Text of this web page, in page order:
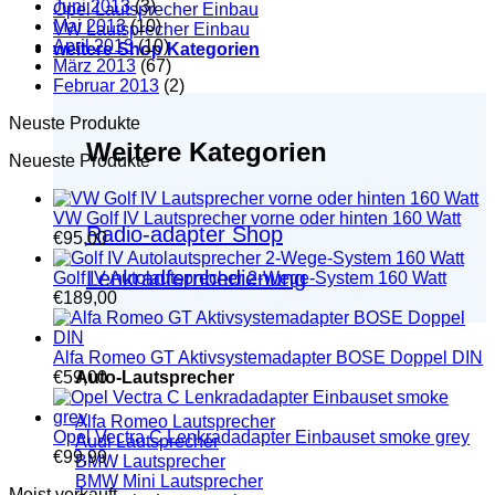
Opel Lautsprecher Einbau
VW Lautsprecher Einbau
weitere Shop Kategorien
Weitere Kategorien
Radio-adapter Shop
Lenkradfernbedienung
Auto-Lautsprecher
Alfa Romeo Lautsprecher
Audi Lautsprecher
BMW Lautsprecher
BMW Mini Lautsprecher
Juni 2013(3)
Mai 2013(10)
April 2013(10)
März 2013 (67)
Februar 2013 (2)
Neuste Produkte
Neueste Produkte
VW Golf IV Lautsprecher vorne oder hinten 160 Watt
€95,00
Golf IV Autolautsprecher 2-Wege-System 160 Watt
€189,00
Alfa Romeo GT Aktivsystemadapter BOSE Doppel DIN
€59,00
Opel Vectra C Lenkradadapter Einbauset smoke grey
€99,99